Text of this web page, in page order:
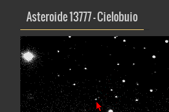
Asteroide 13777 – Cielobuio